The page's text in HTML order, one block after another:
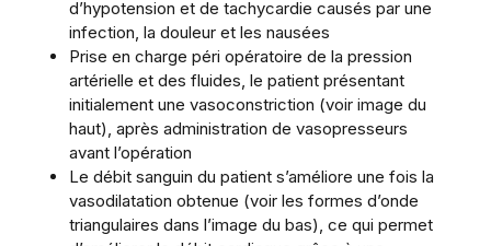
d’hypotension et de tachycardie causés par une
infection, la douleur et les nausées
Prise en charge péri opératoire de la pression
artérielle et des fluides, le patient présentant
initialement une vasoconstriction (voir image du
haut), après administration de vasopresseurs
avant l’opération
Le débit sanguin du patient s’améliore une fois la
vasodilatation obtenue (voir les formes d’onde
triangulaires dans l’image du bas), ce qui permet